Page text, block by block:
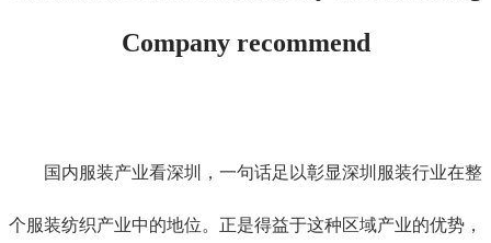
Company recommend
国内服装产业看深圳，一句话足以彰显深圳服装行业在整
个服装纺织产业中的地位。正是得益于这种区域产业的优势，